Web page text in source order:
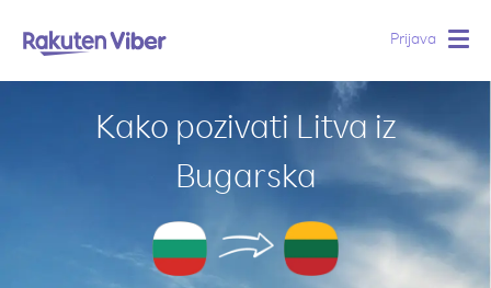
Prijava
Kako pozivati Litva iz
Bugarska